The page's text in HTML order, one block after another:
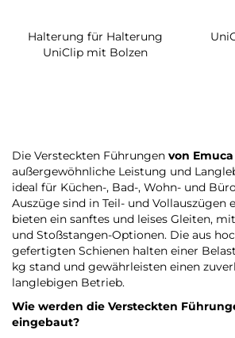
Halterung für Halterung
UniClip mit Bolzen
Die Versteckten Führungen von Emuca
außergewöhnliche Leistung und
ideal für Küchen-, Bad-, Wohn- und
Auszüge sind in Teil- und Vollauszügen
bieten ein sanftes und leises Gleiten,
und Stoßstangen-Optionen. Die aus
gefertigten Schienen halten einer
kg stand und gewährleisten einen
langlebigen Betrieb.
Wie werden die Versteckten
eingebaut?